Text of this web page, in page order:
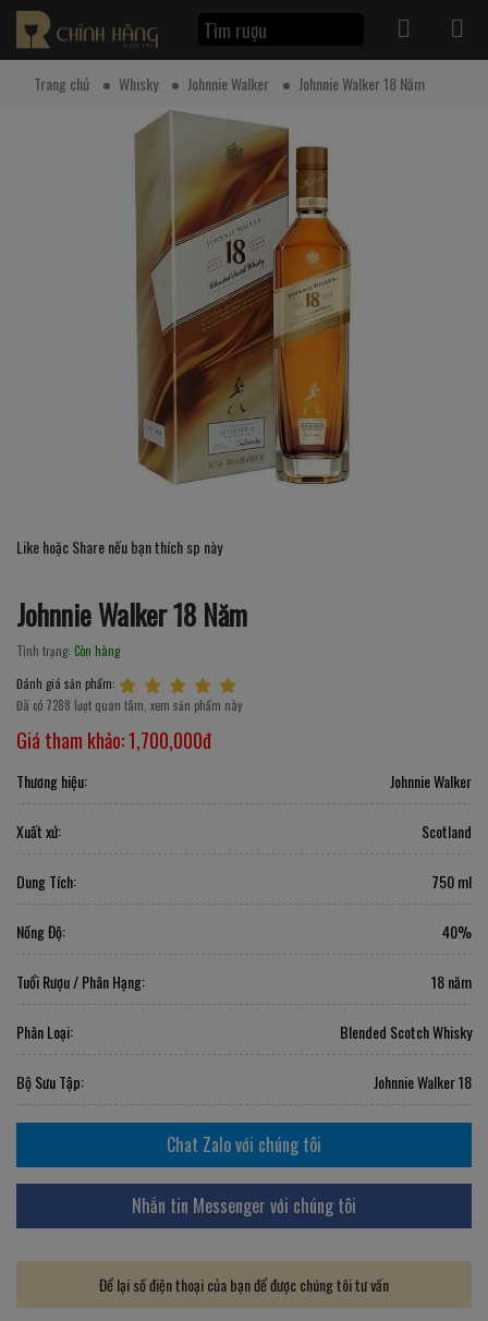
Trang chủ Whisky Johnnie Walker Johnnie Walker 18 Năm
Like hoặc Share nếu bạn thích sp này
Johnnie Walker 18 Năm
Tình trạng: Còn hàng
Đánh giá sản phẩm:
Đã có 7288 lượt quan tâm, xem sản phẩm này
Giá tham khảo:1,700,000đ
Thương hiệu: Johnnie Walker
Xuất xứ: Scotland
Dung Tích: 750 ml
Nồng Độ: 40%
Tuổi Rượu / Phân Hạng: 18 năm
Phân Loại: Blended Scotch Whisky
Bộ Sưu Tập: Johnnie Walker 18
Chat Zalo với chúng tôi
Nhắn tin Messenger với chúng tôi
Để lại số điện thoại của bạn để được chúng tôi tư vấn